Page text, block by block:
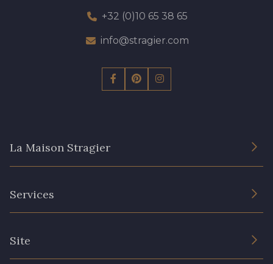
+32 (0)10 65 38 65
info@stragier.com
La Maison Stragier
Services
Site